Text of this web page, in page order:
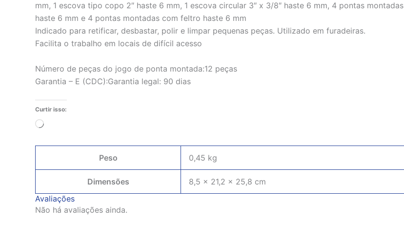
mm, 1 escova tipo copo 2″ haste 6 mm, 1 escova circular 3″ x 3/8″ haste 6 mm, 4 pontas montadas
haste 6 mm e 4 pontas montadas com feltro haste 6 mm
Indicado para retificar, desbastar, polir e limpar pequenas peças. Utilizado em furadeiras.
Facilita o trabalho em locais de difícil acesso
Número de peças do jogo de ponta montada:12 peças
Garantia – E (CDC):Garantia legal: 90 dias
Curtir isso:
Carregando...
Peso 0,45 kg
Dimensões
8,5 × 21,2 × 25,8 cm
Avaliações
Não há avaliações ainda.